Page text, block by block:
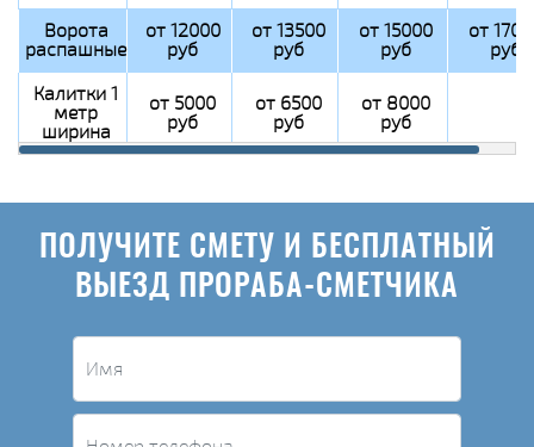
Ворота
распашные
от 12000
руб
от 13500
руб
от 15000
руб
от
руб
Калитки 1
метр
ширина
от 5000
руб
от 6500
руб
от 8000
руб
ПОЛУЧИТЕ СМЕТУ И БЕСПЛАТНЫЙ
ВЫЕЗД ПРОРАБА-СМЕТЧИКА